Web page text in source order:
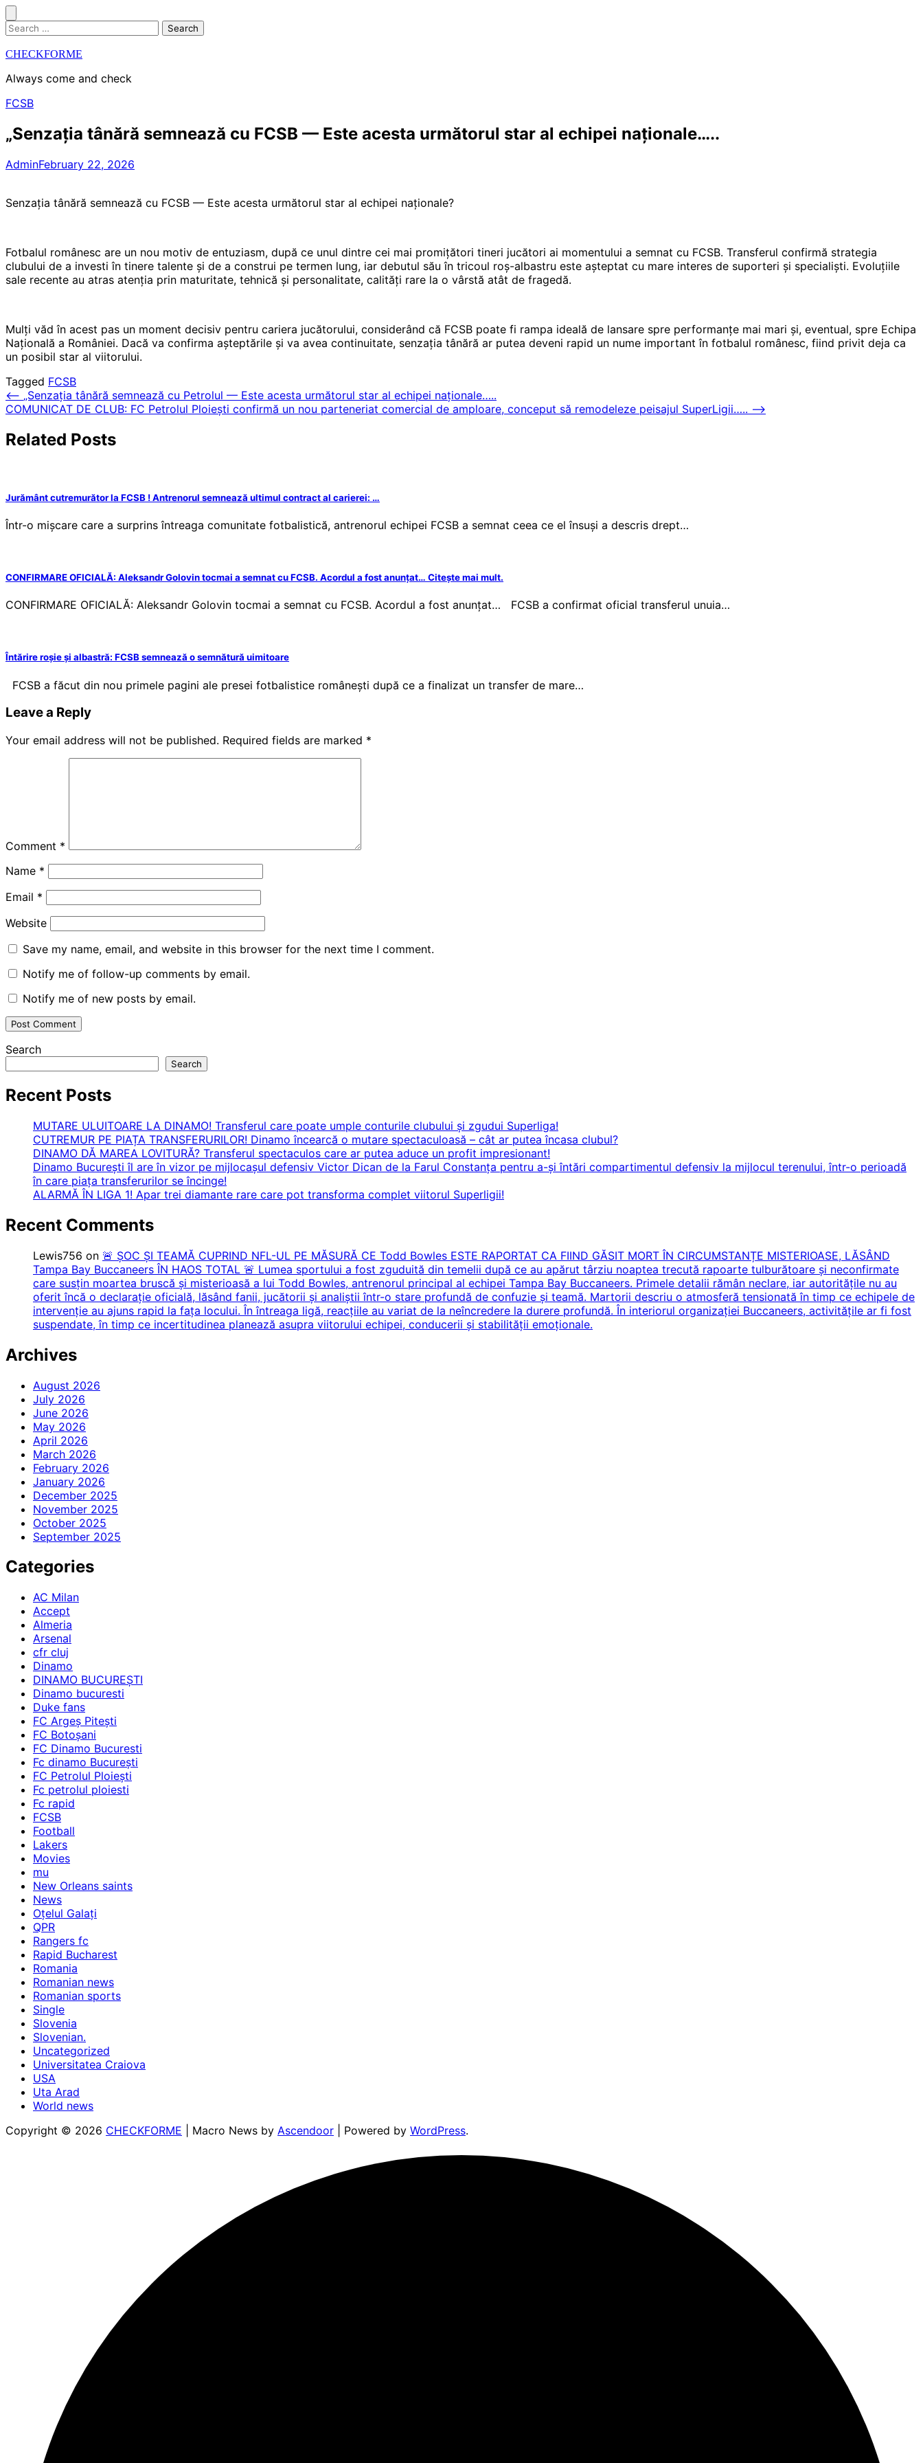
Skip
to
content
Search
CHECKFORME
Always come and check
FCSB
„Senzația tânără semnează cu FCSB — Este acesta următorul star al echipei naționale…..
AdminFebruary 22, 2026
Senzația tânără semnează cu FCSB — Este acesta următorul star al echipei naționale?
Fotbalul românesc are un nou motiv de entuziasm, după ce unul dintre cei mai promițători tineri jucători ai momentului a semnat cu FCSB. Transferul confirmă strategia
clubului de a investi în tinere talente și de a construi pe termen lung, iar debutul său în tricoul roș-albastru este așteptat cu mare interes de suporteri și specialiști. Evoluțiile
sale recente au atras atenția prin maturitate, tehnică și personalitate, calități rare la o vârstă atât de fragedă.
Mulți văd în acest pas un moment decisiv pentru cariera jucătorului, considerând că FCSB poate fi rampa ideală de lansare spre performanțe mai mari și, eventual, spre Echipa
Națională a României. Dacă va confirma așteptările și va avea continuitate, senzația tânără ar putea deveni rapid un nume important în fotbalul românesc, fiind privit deja ca
un posibil star al viitorului.
Tagged FCSB
Post
navigation
⟵ „Senzația tânără semnează cu Petrolul — Este acesta următorul star al echipei naționale…..
COMUNICAT DE CLUB: FC Petrolul Ploiești confirmă un nou parteneriat comercial de amploare, conceput să remodeleze peisajul SuperLigii….. ⟶
Related Posts
Jurământ cutremurător la FCSB ! Antrenorul semnează ultimul contract al carierei: …
Într-o mișcare care a surprins întreaga comunitate fotbalistică, antrenorul echipei FCSB a semnat ceea ce el însuși a descris drept…
CONFIRMARE OFICIALĂ: Aleksandr Golovin tocmai a semnat cu FCSB. Acordul a fost anunțat… Citește mai mult.
CONFIRMARE OFICIALĂ: Aleksandr Golovin tocmai a semnat cu FCSB. Acordul a fost anunțat… FCSB a confirmat oficial transferul unuia…
Întărire roșie și albastră: FCSB semnează o semnătură uimitoare
FCSB a făcut din nou primele pagini ale presei fotbalistice românești după ce a finalizat un transfer de mare…
Leave a Reply
Your email address will not be published. Required fields are marked *
Comment *
Name *
Email *
Website
Save my name, email, and website in this browser for the next time I comment.
Notify me of follow-up comments by email.
Notify me of new posts by email.
Search
Search
Recent Posts
MUTARE ULUITOARE LA DINAMO! Transferul care poate umple conturile clubului și zgudui Superliga!
CUTREMUR PE PIAȚA TRANSFERURILOR! Dinamo încearcă o mutare spectaculoasă – cât ar putea încasa clubul?
DINAMO DĂ MAREA LOVITURĂ? Transferul spectaculos care ar putea aduce un profit impresionant!
Dinamo București îl are în vizor pe mijlocașul defensiv Victor Dican de la Farul Constanța pentru a-și întări compartimentul defensiv la mijlocul terenului, într-o perioadă
în care piața transferurilor se încinge!
ALARMĂ ÎN LIGA 1! Apar trei diamante rare care pot transforma complet viitorul Superligii!
Recent Comments
Lewis756 on 🚨 ȘOC ȘI TEAMĂ CUPRIND NFL-UL PE MĂSURĂ CE Todd Bowles ESTE RAPORTAT CA FIIND GĂSIT MORT ÎN CIRCUMSTANȚE MISTERIOASE, LĂSÂND
Tampa Bay Buccaneers ÎN HAOS TOTAL 🚨 Lumea sportului a fost zguduită din temelii după ce au apărut târziu noaptea trecută rapoarte tulburătoare și neconfirmate
care susțin moartea bruscă și misterioasă a lui Todd Bowles, antrenorul principal al echipei Tampa Bay Buccaneers. Primele detalii rămân neclare, iar autoritățile nu au
oferit încă o declarație oficială, lăsând fanii, jucătorii și analiștii într-o stare profundă de confuzie și teamă. Martorii descriu o atmosferă tensionată în timp ce echipele de
intervenție au ajuns rapid la fața locului. În întreaga ligă, reacțiile au variat de la neîncredere la durere profundă. În interiorul organizației Buccaneers, activitățile ar fi fost
suspendate, în timp ce incertitudinea planează asupra viitorului echipei, conducerii și stabilității emoționale.
Archives
August 2026
July 2026
June 2026
May 2026
April 2026
March 2026
February 2026
January 2026
December 2025
November 2025
October 2025
September 2025
Categories
AC Milan
Accept
Almeria
Arsenal
cfr cluj
Dinamo
DINAMO BUCUREȘTI
Dinamo bucuresti
Duke fans
FC Argeș Pitești
FC Botoșani
FC Dinamo Bucuresti
Fc dinamo București
FC Petrolul Ploiești
Fc petrolul ploiesti
Fc rapid
FCSB
Football
Lakers
Movies
mu
New Orleans saints
News
Oțelul Galați
QPR
Rangers fc
Rapid Bucharest
Romania
Romanian news
Romanian sports
Single
Slovenia
Slovenian.
Uncategorized
Universitatea Craiova
USA
Uta Arad
World news
Copyright © 2026 CHECKFORME | Macro News by Ascendoor | Powered by WordPress.